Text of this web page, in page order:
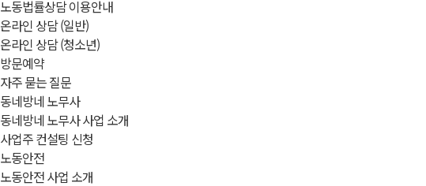
노동법률상담 이용안내
온라인 상담 (일반)
온라인 상담 (청소년)
방문예약
자주 묻는 질문
동네방네 노무사
동네방네 노무사 사업 소개
사업주 컨설팅 신청
노동안전
노동안전 사업 소개